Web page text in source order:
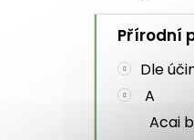
Přírodní
Dle
A
Acai